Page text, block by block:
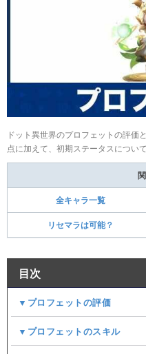
ドット異世界のプロフェットの評価
点に加えて、初期ステータスについ
全キャラ一覧
リセマラは可能？
目次
▼プロフェットの評価
▼プロフェットのスキル